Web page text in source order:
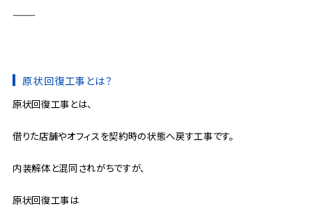
⸻
原状回復工事とは？
原状回復工事とは、
借りた店舗やオフィスを契約時の状態へ戻す工事です。
内装解体と混同されがちですが、
原状回復工事は